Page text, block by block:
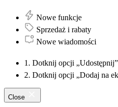
Nowe funkcje
Sprzedaż i rabaty
Nowe wiadomości
1. Dotknij opcji „Udostępnij”
2. Dotknij opcji „Dodaj na
Close